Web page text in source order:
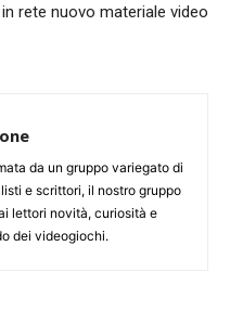
in rete nuovo materiale video
da un gruppo variegato di
e scrittori, il nostro gruppo
lettori novità, curiosità e
dei videogiochi.